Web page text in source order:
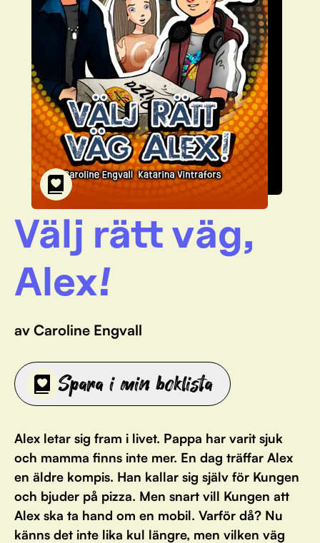
För bibliotek
Välj rätt väg,
Alex!
av Caroline Engvall
Spara i min boklista
Alex letar sig fram i livet. Pappa har varit sjuk
och mamma finns inte mer. En dag träffar Alex
en äldre kompis. Han kallar sig själv för Kungen
och bjuder på pizza. Men snart vill Kungen att
Alex ska ta hand om en mobil. Varför då? Nu
känns det inte lika kul längre, men vilken väg